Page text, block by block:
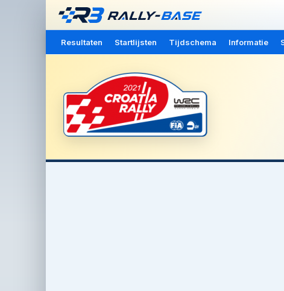
Resultaten Startlijsten Tijdschema Informatie